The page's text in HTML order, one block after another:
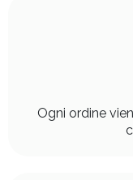
Ogni ordine